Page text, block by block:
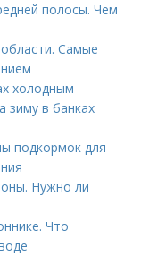
полосы. Чем
Самые
холодным
зиму в банках
подкормок для
Нужно ли
Что